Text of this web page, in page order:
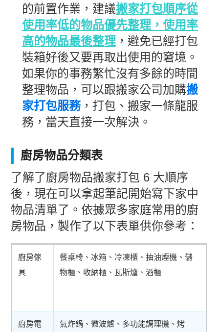
的前置作業，建議搬家打包順序從
使用率低的物品優先整理，使用率
高的物品最後整理，避免已經打包
裝箱好後又要再取出使用的窘境。
如果你的事務繁忙沒有多餘的時間
整理物品，可以跟搬家公司加購搬
家打包服務，打包、搬家一條龍服
務，當天直接一次解決。
廚房物品分類表
了解了廚房物品搬家打包 6 大順序
後，現在可以拿起筆記開始寫下家中
物品清單了。依據眾多家庭常用的廚
房物品，製作了以下表單供你參考：
廚房傢
具
餐桌椅、冰箱、冷凍櫃、抽油煙機、儲
物櫃、收納櫃、瓦斯爐、酒櫃
廚房電
氣炸鍋、微波爐、多功能調理機、烤